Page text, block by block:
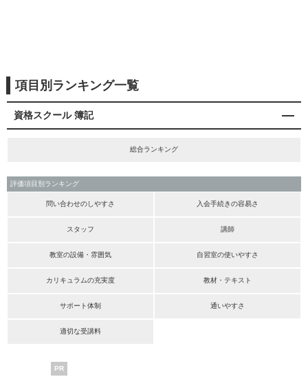
項目別ランキング一覧
資格スクール 簿記
総合ランキング
評価項目別ランキング
問い合わせのしやすさ 入会手続きの容易さ
スタッフ 講師
教室の設備・雰囲気 自習室の使いやすさ
カリキュラムの充実度 教材・テキスト
サポート体制 通いやすさ
適切な受講料
PR